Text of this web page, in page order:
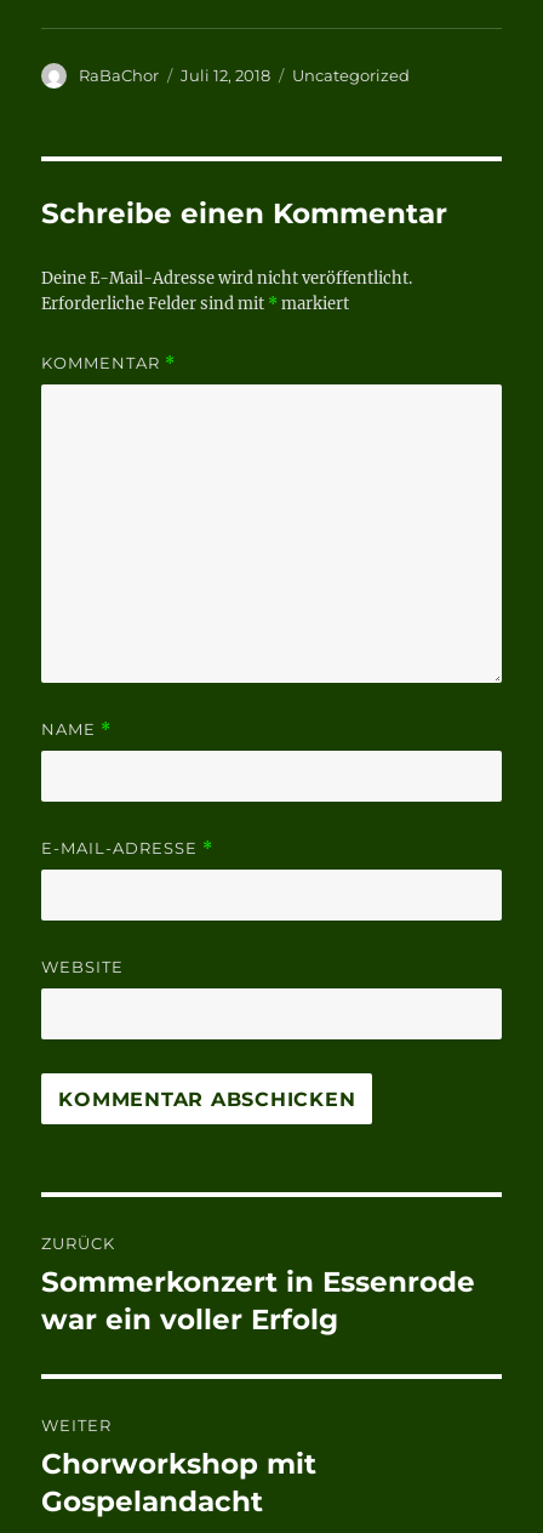
Autor
RaBaChor
Veröffentlicht
Juli 12, 2018 Kategorien
Uncategorized
Schreibe einen Kommentar
Deine E-Mail-Adresse wird nicht veröffentlicht.
Erforderliche Felder sind mit *markiert
KOMMENTAR *
NAME *
E-MAIL-ADRESSE *
WEBSITE
ZURÜCK
Vorheriger
Beitrag:
Sommerkonzert in Essenrode
war ein voller Erfolg
WEITER
Nächster
Beitrag:
Chorworkshop mit
Gospelandacht